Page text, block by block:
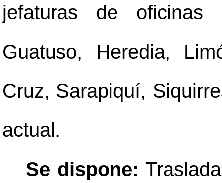
jefaturas de oficinas
Guatuso, Heredia,
Cruz, Sarapiquí,
actual.
Se dispone: